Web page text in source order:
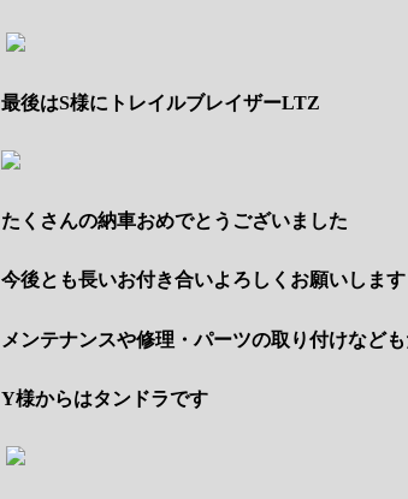
最後はS様にトレイルブレイザーLTZ
たくさんの納車おめでとうございました
今後とも長いお付き合いよろしくお願いします
メンテナンスや修理・パーツの取り付けなど
Y様からはタンドラです